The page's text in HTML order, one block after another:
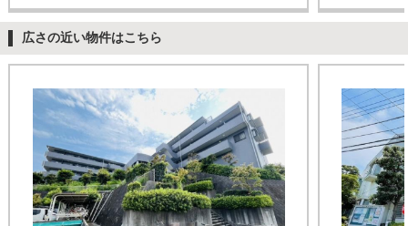
広さの近い物件はこちら